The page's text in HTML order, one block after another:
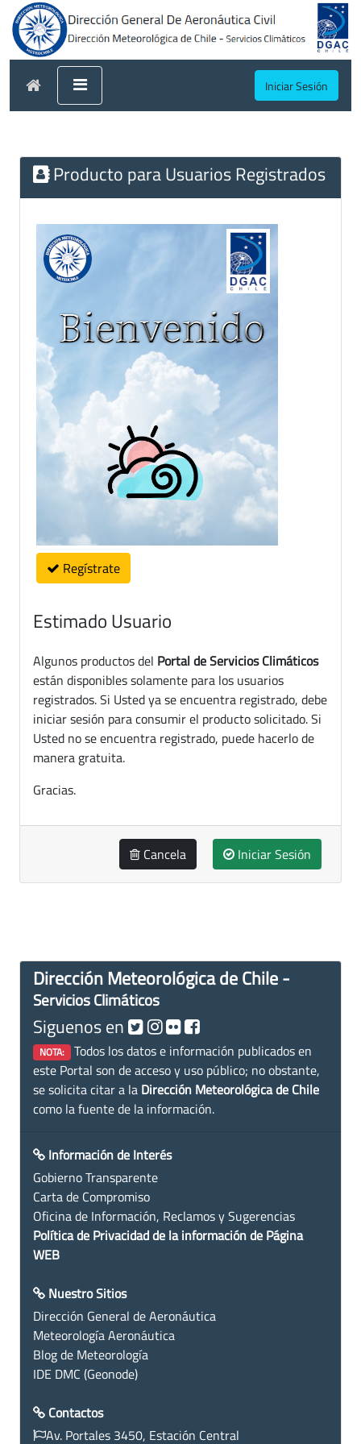
Iniciar Sesión
Producto para Usuarios Registrados
Regístrate
Estimado Usuario
Algunos productos del Portal de Servicios Climáticos
están disponibles solamente para los usuarios
registrados. Si Usted ya se encuentra registrado, debe
iniciar sesión para consumir el producto solicitado. Si
Usted no se encuentra registrado, puede hacerlo de
manera gratuita.
Gracias.
Cancela Iniciar Sesión
Dirección Meteorológica de Chile -
Servicios Climáticos
Siguenos en
NOTA: Todos los datos e información publicados en
este Portal son de acceso y uso público; no obstante,
se solicita citar a la Dirección Meteorológica de Chile
como la fuente de la información.
Información de Interés
Gobierno Transparente
Carta de Compromiso
Oficina de Información, Reclamos y Sugerencias
Política de Privacidad de la información de Página
WEB
Nuestro Sitios
Dirección General de Aeronáutica
Meteorología Aeronáutica
Blog de Meteorología
IDE DMC (Geonode)
Contactos
Av. Portales 3450, Estación Central